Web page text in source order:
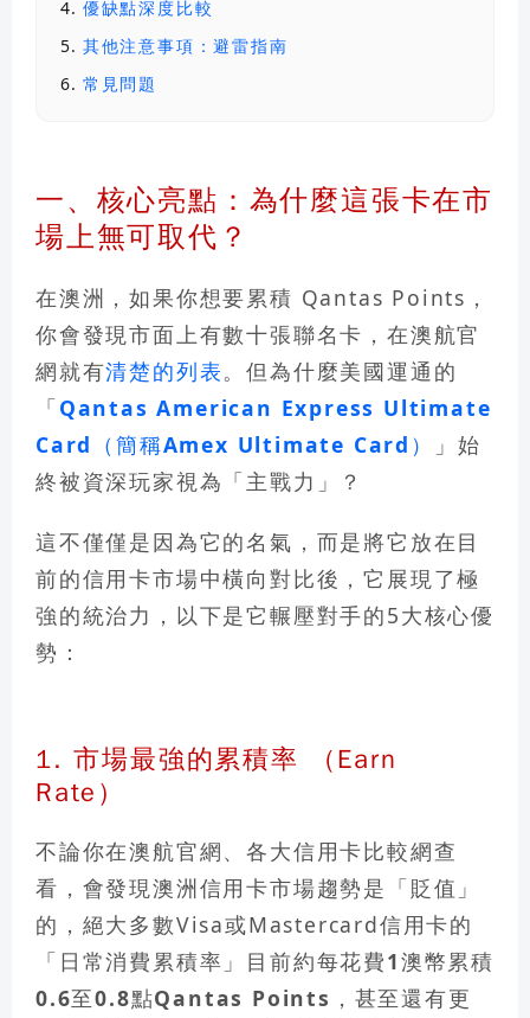
優缺點深度比較
其他注意事項：避雷指南
常見問題
一、核心亮點：為什麼這張卡在市
場上無可取代？
在澳洲，如果你想要累積 Qantas Points，
你會發現市面上有數十張聯名卡，在澳航官
網就有清楚的列表。但為什麼美國運通的
「Qantas American Express Ultimate
Card（簡稱Amex Ultimate Card）
」 始
終被資深玩家視為「主戰力」？
這不僅僅是因為它的名氣， 而是將它放在目
前的信用卡市場中橫向對比後，它展現了極
強的統治力 ，以下是它輾壓對手的5大核心優
勢：
1. 市場最強的累積率 （Earn
Rate）
不論你在澳航官網、各大信用卡比較網查
看，會發現澳洲信用卡市場趨勢是「貶值」
的，絕大多數Visa或Mastercard信用卡的
「日常消費累積率」目前約每花費1澳幣累積
0.6至0.8點Qantas Points ，甚至還有更